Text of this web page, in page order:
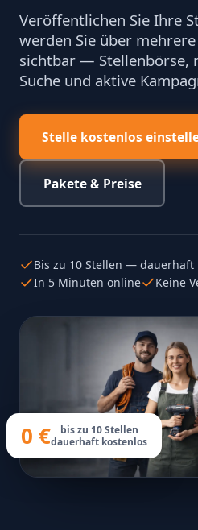
Veröffentlichen Sie Ihre
werden Sie über
sichtbar — Stellenbörse,
Suche und aktive
Stelle kostenlos
Pakete & Preise
Bis zu 10 Stellen — dauerhaft
In 5 Minuten online
Keine
0 €
bis zu 10 Stellen
dauerhaft kostenlos